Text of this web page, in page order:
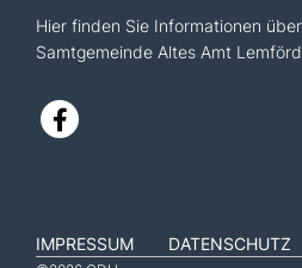
Hier finden Sie Informationen
Samtgemeinde Altes Amt
IMPRESSUM DATENSCHUTZ